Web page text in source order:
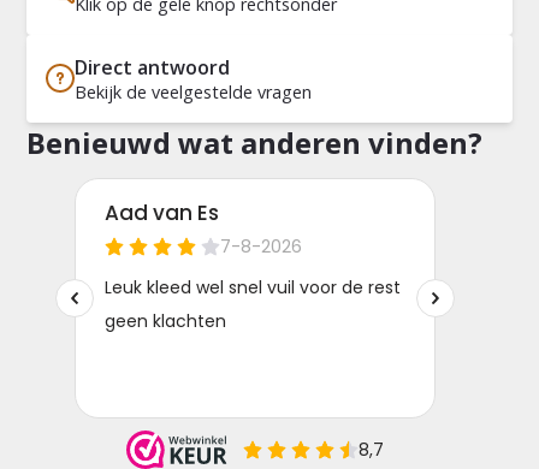
Direct antwoord
Bekijk de veelgestelde vragen
Benieuwd wat anderen vinden?